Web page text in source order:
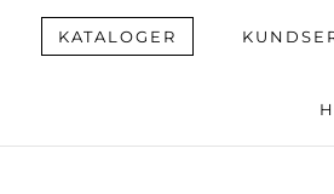
KATALOGER